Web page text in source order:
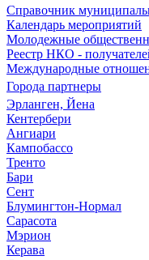
Справочник
Календарь мероприятий
Молодежные
Реестр НКО -
Международные
Города партнеры
Эрланген, Йена
Кентербери
Ангиари
Кампобассо
Тренто
Бари
Сент
Блумингтон-Нормал
Сарасота
Мэрион
Керава